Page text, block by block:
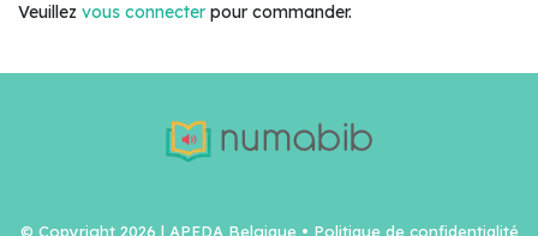
Veuillez vous connecter pour commander.
© Copyright 2026 | APEDA Belgique • Politique de confidentialité